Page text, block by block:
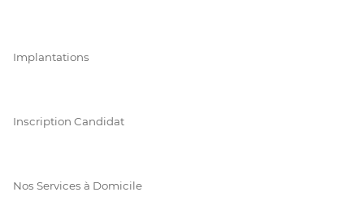
Implantations
Inscription Candidat
Nos Services à Domicile